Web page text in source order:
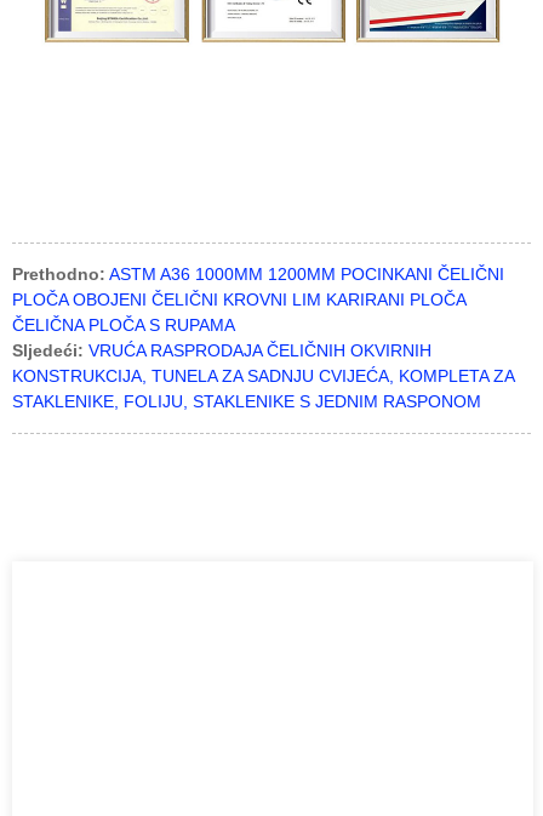
Prethodno: ASTM A36 1000MM 1200MM POCINKANI ČELIČNI
PLOČA OBOJENI ČELIČNI KROVNI LIM KARIRANI PLOČA
ČELIČNA PLOČA S RUPAMA
Sljedeći: VRUĆA RASPRODAJA ČELIČNIH OKVIRNIH
KONSTRUKCIJA, TUNELA ZA SADNJU CVIJEĆA, KOMPLETA ZA
STAKLENIKE, FOLIJU, STAKLENIKE S JEDNIM RASPONOM